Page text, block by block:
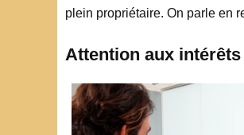
plein propriétaire. On parle en
Attention aux